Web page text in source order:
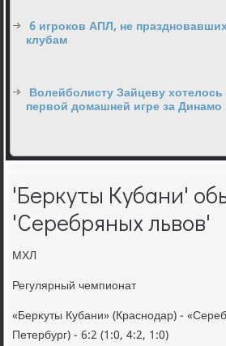
6 игроков АПЛ, не
клубам
Волейболисту Зайцеву
первой домашней игре за Динамо
'Беркуты Кубани'
'Серебряных львов'
МХЛ
Регулярный чемпионат
«Берκуты Кубани» (Краснодар) -
Петербург) - 6:2 (1:0, 4:2, 1:0)